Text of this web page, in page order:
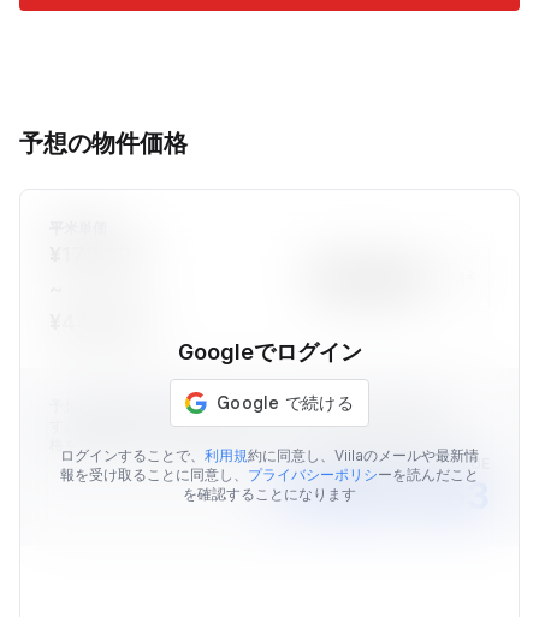
予想の物件価格
Googleでログイン
ログインすることで、 利用規約に同意し、Viilaのメールや最新情
報を受け取ることに同意し、 プライバシーポリシーを読んだこと
を確認することになります
予想の物件価格はViilaのデータを元に算出された価格情報で
す。表示されている予想価格はあくまでも目安であり、販売価
格を保証するものではありません。
AVERAGE MARKET VALUE
￥15,621,253